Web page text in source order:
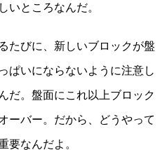
いところなんだ。
たびに、新しいブロックが盤
ぱいにならないように注意し
だ。盤面にこれ以上ブロック
ーバー。だから、どうやって
要なんだよ。